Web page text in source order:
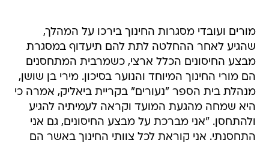
מורים ועובדי מסגרות החינוך בירכו על המהלך,
שהגיע לאחר ההחלטה לתת להם תיעדוף במסגרת
מבצע החיסונים הכלל ארצי, כשמרבית המתחסנים
הם מורי החינוך המיוחד והנוער בסיכון. מירי בן שושן,
מנהלת בית הספר "נעורים" בקריית ביאליק, אמרה כי
היא שמחה מהגעת המועד וקראה לעמיתיה להגיע
ולהתחסן. "אני מברכת על מבצע החיסונים, גם אני
התחסנתי. אני קוראת לכל צוותי החינוך באשר הם